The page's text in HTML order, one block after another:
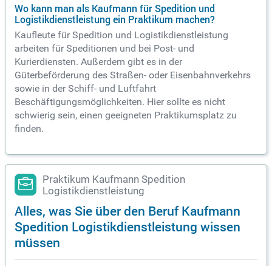
Wo kann man als Kaufmann für Spedition und
Logistikdienstleistung ein Praktikum machen?
Kaufleute für Spedition und Logistikdienstleistung
arbeiten für Speditionen und bei Post- und
Kurierdiensten. Außerdem gibt es in der
Güterbeförderung des Straßen- oder Eisenbahnverkehrs
sowie in der Schiff- und Luftfahrt
Beschäftigungsmöglichkeiten. Hier sollte es nicht
schwierig sein, einen geeigneten Praktikumsplatz zu
finden.
Praktikum Kaufmann Spedition
Logistikdienstleistung
Alles, was Sie über den Beruf Kaufmann
Spedition Logistikdienstleistung wissen
müssen